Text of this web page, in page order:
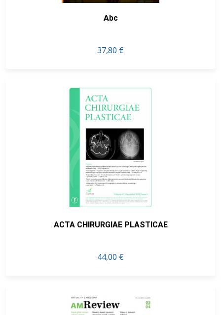
Abc
37,80 €
ACTA CHIRURGIAE PLASTICAE
44,00 €